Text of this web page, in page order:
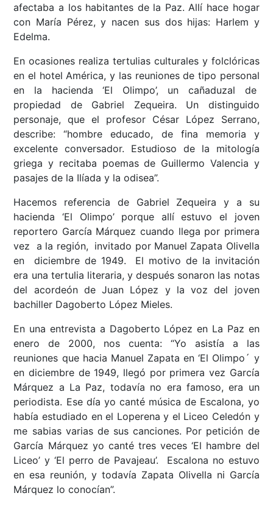
afectaba a los habitantes de la Paz. Allí hace hogar
con María Pérez, y nacen sus dos hijas: Harlem y
Edelma.
En ocasiones realiza tertulias culturales y folclóricas
en el hotel América, y las reuniones de tipo personal
en la hacienda ‘El Olimpo’, un cañaduzal de
propiedad de Gabriel Zequeira. Un distinguido
personaje, que el profesor César López Serrano,
describe: “hombre educado, de fina memoria y
excelente conversador. Estudioso de la mitología
griega y recitaba poemas de Guillermo Valencia y
pasajes de la Ilíada y la odisea”.
Hacemos referencia de Gabriel Zequeira y a su
hacienda ‘El Olimpo’ porque allí estuvo el joven
reportero García Márquez cuando llega por primera
vez a la región, invitado por Manuel Zapata Olivella
en diciembre de 1949. El motivo de la invitación
era una tertulia literaria, y después sonaron las notas
del acordeón de Juan López y la voz del joven
bachiller Dagoberto López Mieles.
En una entrevista a Dagoberto López en La Paz en
enero de 2000, nos cuenta: “Yo asistía a las
reuniones que hacia Manuel Zapata en ‘El Olimpo´ y
en diciembre de 1949, llegó por primera vez García
Márquez a La Paz, todavía no era famoso, era un
periodista. Ese día yo canté música de Escalona, yo
había estudiado en el Loperena y el Liceo Celedón y
me sabias varias de sus canciones. Por petición de
García Márquez yo canté tres veces ‘El hambre del
Liceo’ y ‘El perro de Pavajeau’. Escalona no estuvo
en esa reunión, y todavía Zapata Olivella ni García
Márquez lo conocían”.